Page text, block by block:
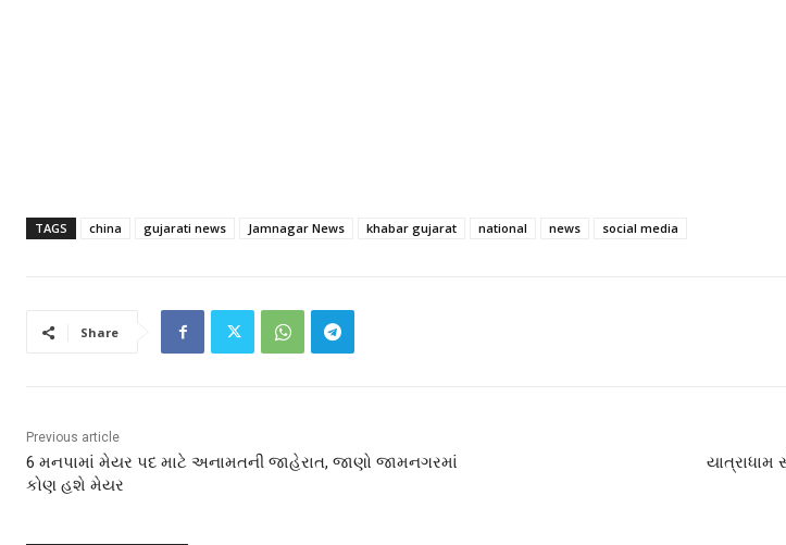
TAGS china gujarati news Jamnagar News khabar gujarat national news social media
Share
Previous article
6 મનપામાં મેયર પદ માટે અનામતની જાહેરાત, જાણો જામનગરમાં
કોણ હશે મેયર
યાત્રાધામ